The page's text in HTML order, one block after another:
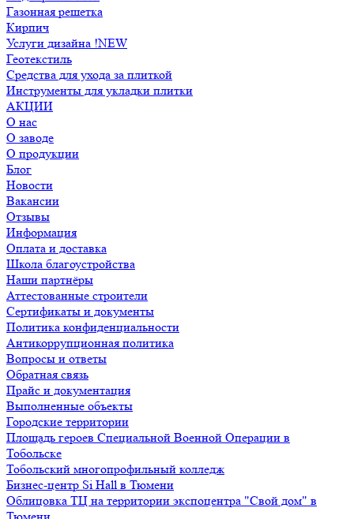
Газонная решетка
Кирпич
Услуги дизайна !NEW
Геотекстиль
Средства для ухода за плиткой
Инструменты для укладки плитки
АКЦИИ
О нас
О заводе
О продукции
Блог
Новости
Вакансии
Отзывы
Информация
Оплата и доставка
Школа благоустройства
Наши партнёры
Аттестованные строители
Сертификаты и документы
Политика конфиденциальности
Антикоррупционная политика
Вопросы и ответы
Обратная связь
Прайс и документация
Выполненные объекты
Городские территории
Площадь героев Специальной Военной Операции в
Тобольске
Тобольский многопрофильный колледж
Бизнес-центр Si Hall в Тюмени
Облицовка ТЦ на территории экспоцентра "Свой дом" в